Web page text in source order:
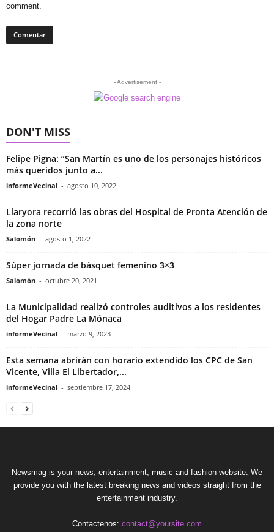
comment.
- Advertisement -
DON'T MISS
Felipe Pigna: “San Martín es uno de los personajes históricos
más queridos junto a...
informeVecinal - agosto 10, 2022
Llaryora recorrió las obras del Hospital de Pronta Atención de
la zona norte
Salomón - agosto 1, 2022
Súper jornada de básquet femenino 3×3
Salomón - octubre 20, 2021
La Municipalidad realizó controles auditivos a los residentes
del Hogar Padre La Mónaca
informeVecinal - marzo 9, 2023
Esta semana abrirán con horario extendido los CPC de San
Vicente, Villa El Libertador,...
informeVecinal - septiembre 17, 2024
Newsmag is your news, entertainment, music and fashion website. We
provide you with the latest breaking news and videos straight from the
entertainment industry.
Contactenos: contact@yoursite.com